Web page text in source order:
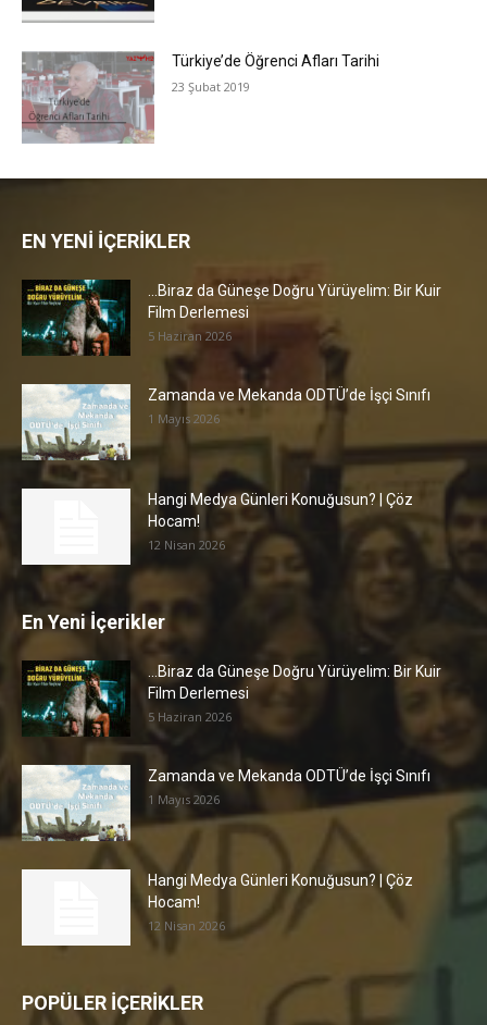
Türkiye’de Öğrenci Afları Tarihi
23 Şubat 2019
EN YENİ İÇERİKLER
…Biraz da Güneşe Doğru Yürüyelim: Bir Kuir
Film Derlemesi
5 Haziran 2026
Zamanda ve Mekanda ODTÜ’de İşçi Sınıfı
1 Mayıs 2026
Hangi Medya Günleri Konuğusun? | Çöz
Hocam!
12 Nisan 2026
En Yeni İçerikler
…Biraz da Güneşe Doğru Yürüyelim: Bir Kuir
Film Derlemesi
5 Haziran 2026
Zamanda ve Mekanda ODTÜ’de İşçi Sınıfı
1 Mayıs 2026
Hangi Medya Günleri Konuğusun? | Çöz
Hocam!
12 Nisan 2026
POPÜLER İÇERİKLER